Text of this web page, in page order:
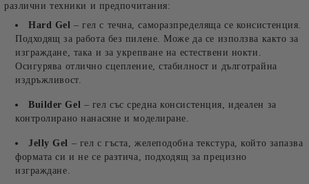
различни техники и предпочитания:
Hard Gel – гел с течна, саморазпределяща се консистенция.
Подходящ за работа без пилене. Може да се използва както за
изграждане, така и за укрепване на естествени нокти.
Осигурява отлично сцепление, стабилност и дълготрайна
издръжливост.
Builder Gel – гел със средна консистенция, идеален за
контролирано нанасяне и моделиране.
Jelly Gel – гел с гъста, желеподобна текстура, който запазва
формата си и не се разтича, подходящ за прецизно
изграждане.